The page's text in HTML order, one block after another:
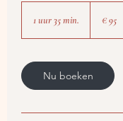
1 uur 35 min.
3
5
m
n
€ 95
Nu boeken